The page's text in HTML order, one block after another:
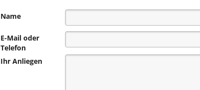
Name
E-Mail oder
Telefon
Ihr Anliegen